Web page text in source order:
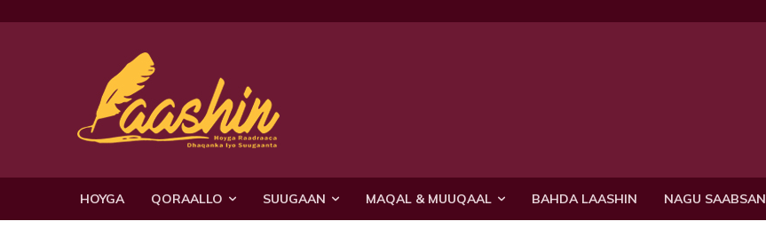
HOYGA QORAALLO SUUGAAN MAQAL & MUUQAAL BAHDA LAASHIN NAGU SAABSAN